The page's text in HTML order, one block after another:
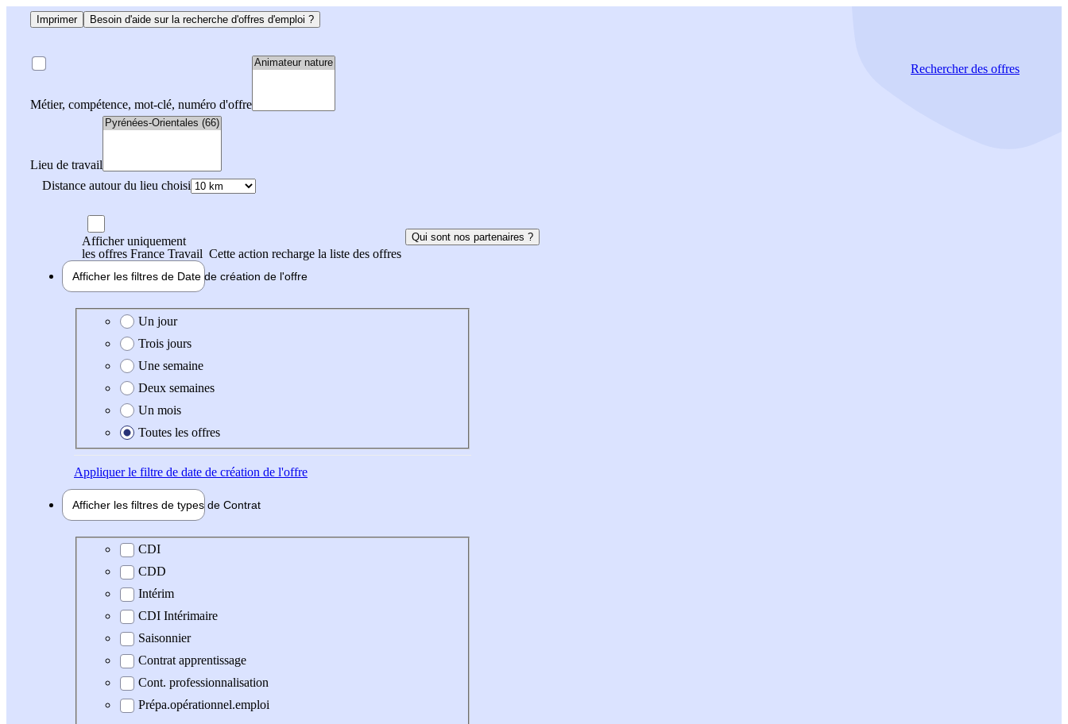
Imprimer Besoin d'aide sur la recherche d'offres d'emploi ?
Métier, compétence, mot-clé, numéro d'offre
Lieu de travail
Distance autour du lieu choisi
Rechercherdes offres
Afficher uniquement
les offres France Travail Cette action recharge la liste des offres
Qui sont nos partenaires ?
Afficher les filtres de Date de création de l'offre
Date de création de l'offre
Un jour
Trois jours
Une semaine
Deux semaines
Un mois
Toutes les offres
Appliquerle filtre de date de création de l'offre
Afficher les filtres de types de Contrat
Type de contrat
CDI
CDD
Intérim
CDI Intérimaire
Saisonnier
Contrat apprentissage
Cont. professionnalisation
Prépa.opérationnel.emploi